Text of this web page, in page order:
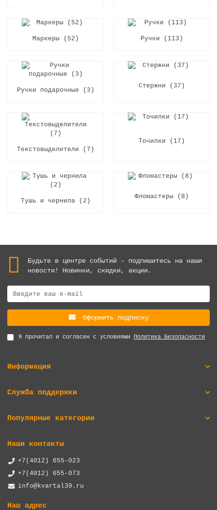
Маркеры (52) Ручки (113)
Ручки подарочные (3)
Стержни (37)
Текстовыделители (7)
Точилки (17)
Тушь и чернила (2)
Фломастеры (8)
Будьте в центре событий - подпишитесь на наши
новости! Новинки, скидки, акции.
Оформить подписку
Я прочитал и согласен с условиями Политика Безопасности
Информация
Служба поддержки
Популярные категории
Наши контакты
+7(4012) 655-023
+7(4012) 655-073
info@kvartal39.ru
Наш адрес